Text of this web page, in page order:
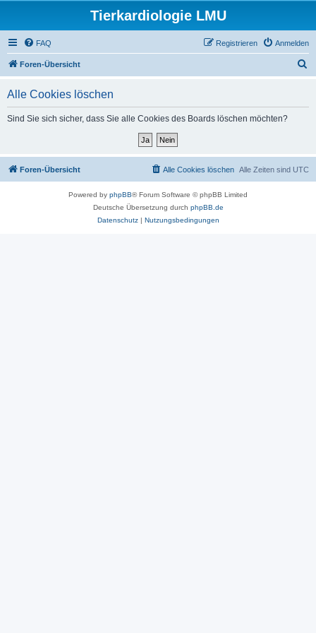
Tierkardiologie LMU
FAQ Anmelden
Registrieren
Foren-Übersicht
Alle Cookies löschen
Sind Sie sich sicher, dass Sie alle Cookies des Boards löschen möchten?
Foren-Übersicht Alle Zeiten sind UTC
Alle Cookies löschen
Powered by phpBB® Forum Software © phpBB Limited
Deutsche Übersetzung durch phpBB.de
Datenschutz| Nutzungsbedingungen